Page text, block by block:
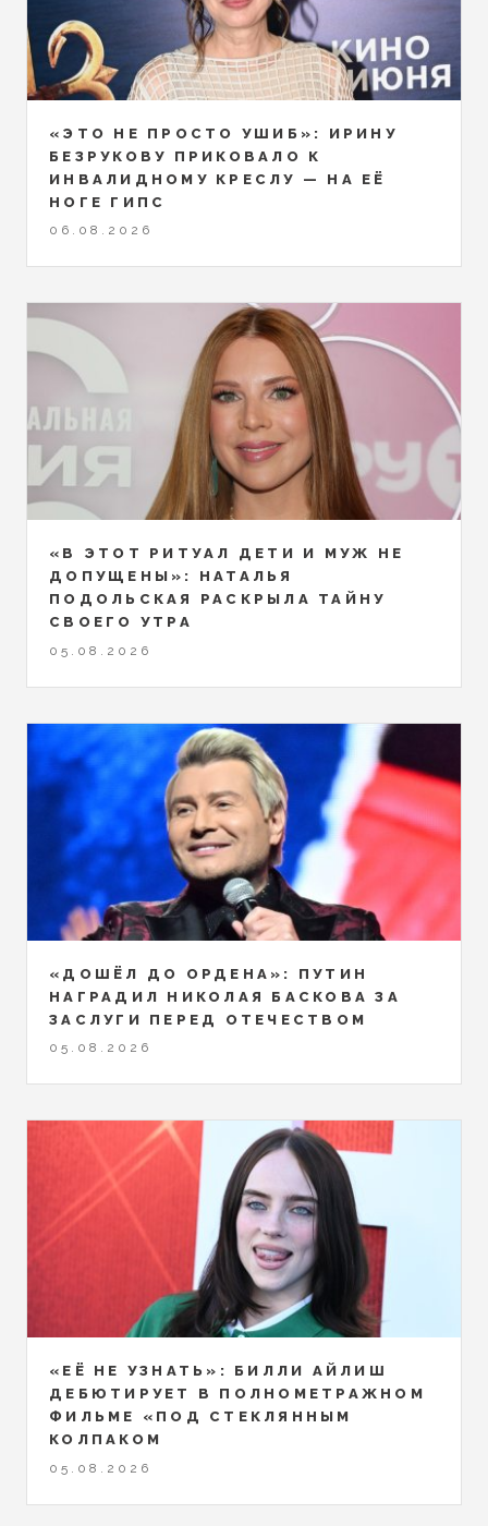
«ЭТО НЕ ПРОСТО УШИБ»: ИРИНУ
БЕЗРУКОВУ ПРИКОВАЛО К
ИНВАЛИДНОМУ КРЕСЛУ — НА ЕЁ
НОГЕ ГИПС
06.08.2026
«В ЭТОТ РИТУАЛ ДЕТИ И МУЖ НЕ
ДОПУЩЕНЫ»: НАТАЛЬЯ
ПОДОЛЬСКАЯ РАСКРЫЛА ТАЙНУ
СВОЕГО УТРА
05.08.2026
«ДОШЁЛ ДО ОРДЕНА»: ПУТИН
НАГРАДИЛ НИКОЛАЯ БАСКОВА ЗА
ЗАСЛУГИ ПЕРЕД ОТЕЧЕСТВОМ
05.08.2026
«ЕЁ НЕ УЗНАТЬ»: БИЛЛИ АЙЛИШ
ДЕБЮТИРУЕТ В ПОЛНОМЕТРАЖНОМ
ФИЛЬМЕ «ПОД СТЕКЛЯННЫМ
КОЛПАКОМ
05.08.2026